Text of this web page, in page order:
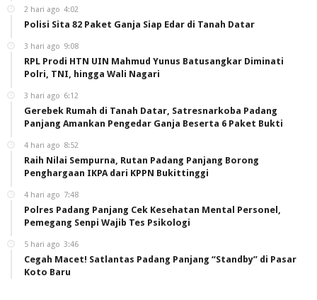
2 hari ago 4:02
Polisi Sita 82 Paket Ganja Siap Edar di Tanah Datar
3 hari ago 9:08
RPL Prodi HTN UIN Mahmud Yunus Batusangkar Diminati
Polri, TNI, hingga Wali Nagari
3 hari ago 6:12
Gerebek Rumah di Tanah Datar, Satresnarkoba Padang
Panjang Amankan Pengedar Ganja Beserta 6 Paket Bukti
4 hari ago 8:52
Raih Nilai Sempurna, Rutan Padang Panjang Borong
Penghargaan IKPA dari KPPN Bukittinggi
4 hari ago 7:48
Polres Padang Panjang Cek Kesehatan Mental Personel,
Pemegang Senpi Wajib Tes Psikologi
5 hari ago 3:46
Cegah Macet! Satlantas Padang Panjang “Standby” di Pasar
Koto Baru